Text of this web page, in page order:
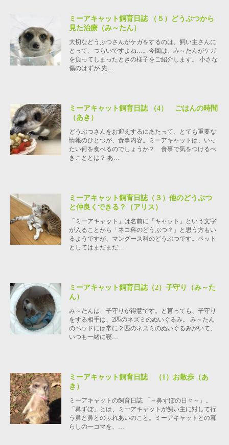
ミーアキャット飼育日誌 （５）どうぶつから
見た治療（み～たん）
大切などうぶつさんがケガをするのは、飼い主さんに
とって、つらいですよね…。今回は、み～たんがケガ
を負ってしまったときの様子をご紹介します。 小さな
傷のはずが 先…
ミーアキャット飼育日誌 （4） ごはんの時間
（あき）
どうぶつさんをお迎えするにあたって、とても重要な
情報のひとつが、食事内容。ミーアキャットは、いっ
たい何を食べるのでしょうか？ 食事で気をつけるべ
きこととは？ あ…
ミーアキャット飼育日誌（３）他のどうぶつ
と仲良くできる？（アリス）
「ミーアキャット」は名前に「キャット」という文字
が入ることから「ネコ科のどうぶつ？」と思う方もい
るようですが、マングース科のどうぶつです。ペット
としてはまだまだ…
ミーアキャット飼育日誌（2）子守り（み～た
ん）
み～たんは、子守りが得意です。と言っても、子守り
をする相手は、2匹のネズミのぬいぐるみ。 み～たん
のベッドには常に２匹のネズミのぬいぐるみがいて、
いつも一緒に寝…
ミーアキャット飼育日誌 （1）お散歩（あ
き）
ミーアキャットの飼育日誌 「～鼻ずぼの日々～」。
「鼻ずぼ」とは、ミーアキャットが飼い主に対して行
う鼻と鼻とのふれあいのこと。ミーアキャットとの暮
らしの一コマを、…